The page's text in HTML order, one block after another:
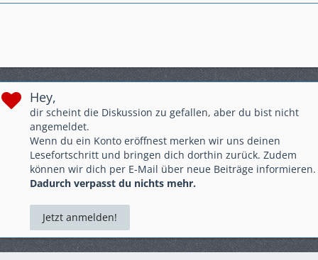
Hey,
dir scheint die Diskussion zu gefallen, aber du bist nicht
angemeldet.
Wenn du ein Konto eröffnest merken wir uns deinen
Lesefortschritt und bringen dich dorthin zurück. Zudem
können wir dich per E-Mail über neue Beiträge informieren.
Dadurch verpasst du nichts mehr.
Jetzt anmelden!